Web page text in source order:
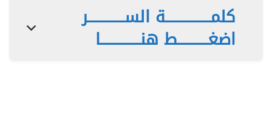
كلمـــــــــــــــة الســــــــــــر
اضغــــــــــط هنـــــــــــــا